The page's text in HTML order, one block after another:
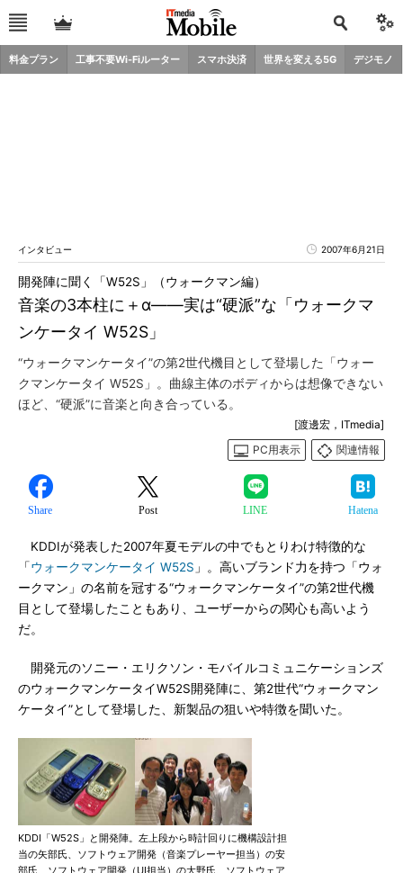
料金プラン 工事不要Wi-Fiルーター スマホ決済 世界を変える5G デジモノ
インタビュー 2007年6月21日
音楽の3本柱に＋α――実は“硬派”な「ウォークマ
ンケータイ W52S」
開発陣に聞く「W52S」（ウォークマン編）
“ウォークマンケータイ”の第2世代機目として登場した「ウォー
クマンケータイ W52S」。曲線主体のボディからは想像できない
ほど、“硬派”に音楽と向き合っている。
[渡邊宏，ITmedia]
PC用表示
関連情報
Share Post LINE Hatena
KDDIが発表した2007年夏モデルの中でもとりわけ特徴的な
「ウォークマンケータイ W52S 」。高いブランド力を持つ「ウォ
ークマン」の名前を冠する“ウォークマンケータイ”の第2世代機
目として登場したこともあり、ユーザーからの関心も高いよう
だ。
開発元のソニー・エリクソン・モバイルコミュニケーションズ
のウォークマンケータイW52S開発陣に、第2世代“ウォークマン
ケータイ”として登場した、新製品の狙いや特徴を聞いた。
KDDI「W52S」と開発陣。左上段から時計回りに機構設計担
当の矢部氏、ソフトウェア開発（音楽プレーヤー担当）の安
部氏、ソフトウェア開発（UI担当）の大野氏、ソフトウェア